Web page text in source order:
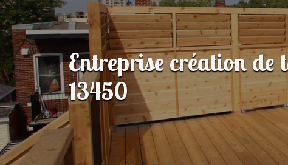
Entreprise création de
13450